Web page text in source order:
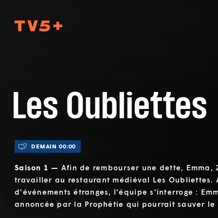
Les Oubliettes
DEMAIN 00:00
Saison 1 — Afin de rembourser une dette, Emma,
travailler au restaurant médiéval Les Oubliettes.
d'événements étranges, l'équipe s'interroge :
annoncée par la Prophétie qui pourrait sauver le